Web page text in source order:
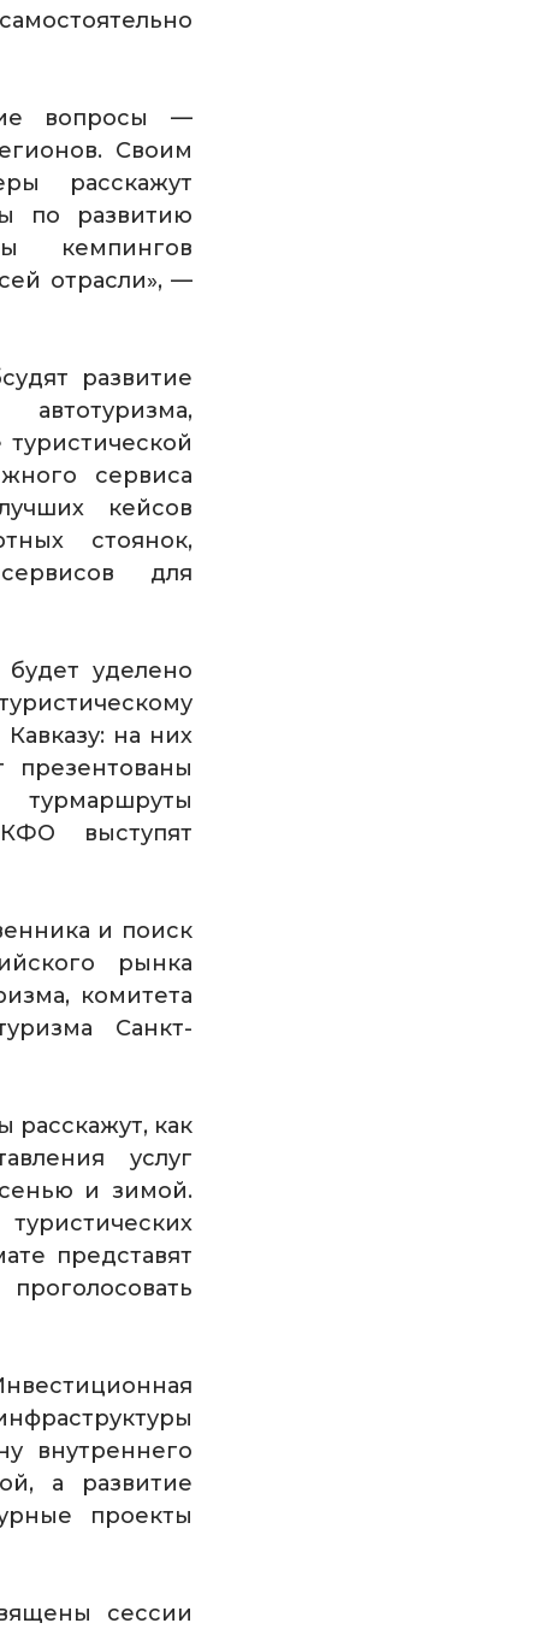
вопросы —
Своим
расскажут
по развитию
кемпингов
отрасли», —
развитие
сервиса
кейсов
стоянок,
для
уделено
на них
выступят
и поиск
рынка
комитета
Санкт-
расскажут, как
услуг
и зимой.
представят
внутреннего
а развитие
проекты
сессии